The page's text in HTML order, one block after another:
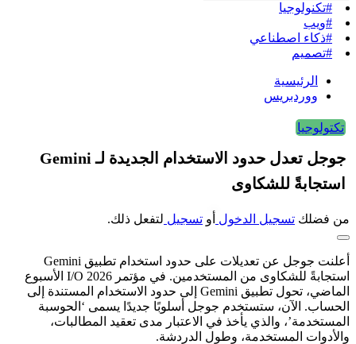
#تكنولوجيا
#ويب
#ذكاء اصطناعي
#تصميم
الرئيسية
ووردبريس
تكتولوجيا
جوجل تعدل حدود الاستخدام الجديدة لـ Gemini
استجابةً للشكاوى
من فضلك تسجيل الدخول أو تسجيل لتفعل ذلك.
أعلنت جوجل عن تعديلات على حدود استخدام تطبيق Gemini
استجابةً للشكاوى من المستخدمين. في مؤتمر I/O 2026 الأسبوع
الماضي، تحول تطبيق Gemini إلى حدود الاستخدام المستندة إلى
الحساب. الآن، ستستخدم جوجل أسلوبًا جديدًا يسمى ‘الحوسبة
المستخدمة’، والذي يأخذ في الاعتبار مدى تعقيد المطالبات،
والأدوات المستخدمة، وطول الدردشة.